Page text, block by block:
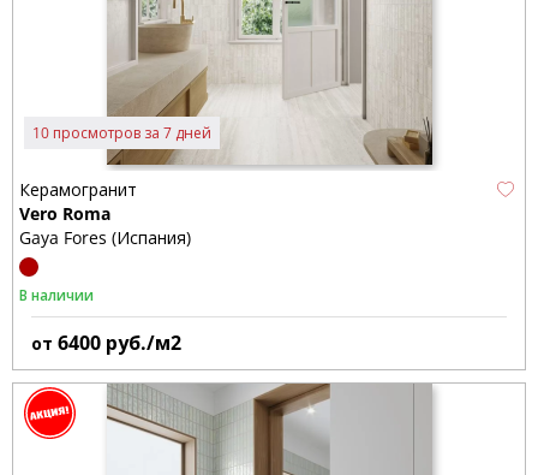
10 просмотров за 7 дней
Керамогранит
Vero Roma
Gaya Fores (Испания)
В наличии
от 6400 руб./м2